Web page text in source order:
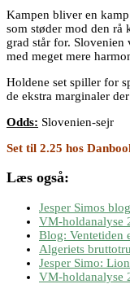
Kampen bliver en
som støder mod den
grad står for.
med meget mere
Holdene set spiller for
de ekstra marginaler
Odds: Slovenien-sejr
Set til 2.25 hos
Læs også:
Jesper Simos
VM-holdanalyse
Blog: Ventetiden
Algeriets
Jesper Simo:
VM-holdanalyse